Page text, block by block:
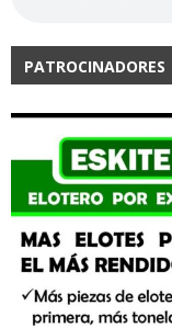
PATROCINADORES